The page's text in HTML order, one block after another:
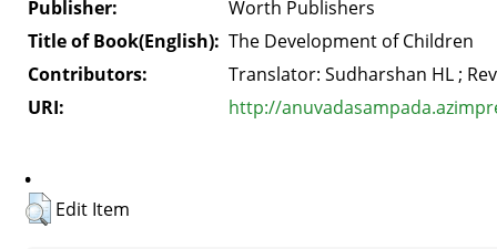
Publisher:
Worth Publishers
Title of Book(English): The Development of Children
Contributors:
Translator: Sudharshan HL ;
URI:
http://
.
Edit Item